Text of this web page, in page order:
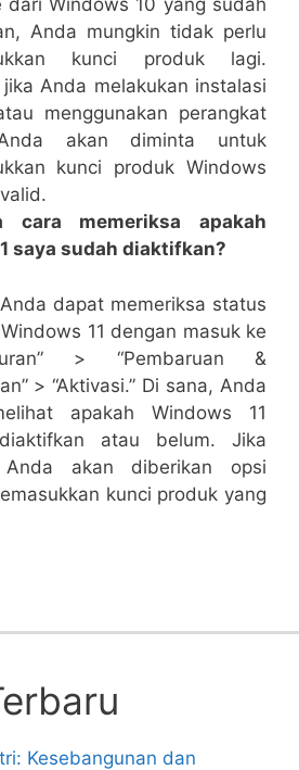
dari Windows 10 yang sudah
Anda mungkin tidak perlu
kunci produk lagi.
jika Anda melakukan instalasi
menggunakan perangkat
akan diminta untuk
kunci produk Windows
cara memeriksa apakah
saya sudah diaktifkan?
Anda dapat memeriksa status
11 dengan masuk ke
> “Pembaruan &
> “Aktivasi.” Di sana, Anda
apakah Windows 11
atau belum. Jika
Anda akan diberikan opsi
kunci produk yang
Kesebangunan dan